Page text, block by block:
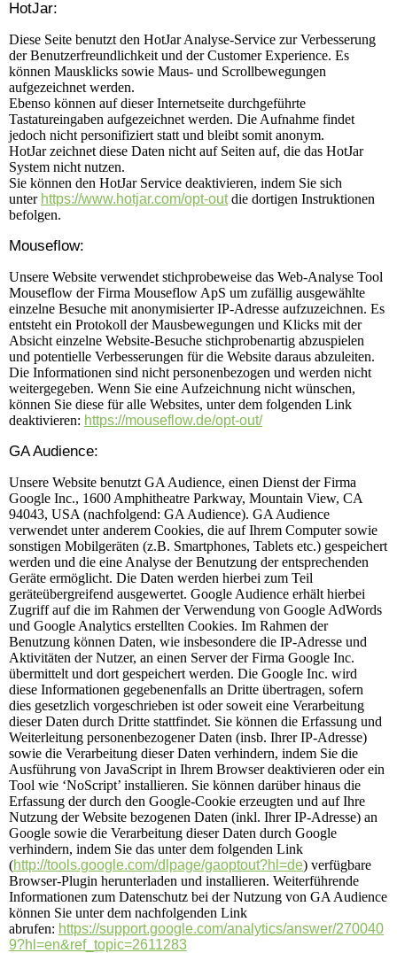
HotJar:
Diese Seite benutzt den HotJar Analyse-Service zur Verbesserung
der Benutzerfreundlichkeit und der Customer Experience. Es
können Mausklicks sowie Maus- und Scrollbewegungen
aufgezeichnet werden.
Ebenso können auf dieser Internetseite durchgeführte
Tastatureingaben aufgezeichnet werden. Die Aufnahme findet
jedoch nicht personifiziert statt und bleibt somit anonym.
HotJar zeichnet diese Daten nicht auf Seiten auf, die das HotJar
System nicht nutzen.
Sie können den HotJar Service deaktivieren, indem Sie sich
unter https://www.hotjar.com/opt-outdie dortigen Instruktionen
befolgen.
Mouseflow:
Unsere Website verwendet stichprobeweise das Web-Analyse Tool
Mouseflow der Firma Mouseflow ApS um zufällig ausgewählte
einzelne Besuche mit anonymisierter IP-Adresse aufzuzeichnen. Es
entsteht ein Protokoll der Mausbewegungen und Klicks mit der
Absicht einzelne Website-Besuche stichprobenartig abzuspielen
und potentielle Verbesserungen für die Website daraus abzuleiten.
Die Informationen sind nicht personenbezogen und werden nicht
weitergegeben. Wenn Sie eine Aufzeichnung nicht wünschen,
können Sie diese für alle Websites, unter dem folgenden Link
deaktivieren: https://mouseflow.de/opt-out/
GA Audience:
Unsere Website benutzt GA Audience, einen Dienst der Firma
Google Inc., 1600 Amphitheatre Parkway, Mountain View, CA
94043, USA (nachfolgend: GA Audience). GA Audience
verwendet unter anderem Cookies, die auf Ihrem Computer sowie
sonstigen Mobilgeräten (z.B. Smartphones, Tablets etc.) gespeichert
werden und die eine Analyse der Benutzung der entsprechenden
Geräte ermöglicht. Die Daten werden hierbei zum Teil
geräteübergreifend ausgewertet. Google Audience erhält hierbei
Zugriff auf die im Rahmen der Verwendung von Google AdWords
und Google Analytics erstellten Cookies. Im Rahmen der
Benutzung können Daten, wie insbesondere die IP-Adresse und
Aktivitäten der Nutzer, an einen Server der Firma Google Inc.
übermittelt und dort gespeichert werden. Die Google Inc. wird
diese Informationen gegebenenfalls an Dritte übertragen, sofern
dies gesetzlich vorgeschrieben ist oder soweit eine Verarbeitung
dieser Daten durch Dritte stattfindet. Sie können die Erfassung und
Weiterleitung personenbezogener Daten (insb. Ihrer IP-Adresse)
sowie die Verarbeitung dieser Daten verhindern, indem Sie die
Ausführung von JavaScript in Ihrem Browser deaktivieren oder ein
Tool wie ‘NoScript’ installieren. Sie können darüber hinaus die
Erfassung der durch den Google-Cookie erzeugten und auf Ihre
Nutzung der Website bezogenen Daten (inkl. Ihrer IP-Adresse) an
Google sowie die Verarbeitung dieser Daten durch Google
verhindern, indem Sie das unter dem folgenden Link
(http://tools.google.com/dlpage/gaoptout?hl=de) verfügbare
Browser-Plugin herunterladen und installieren. Weiterführende
Informationen zum Datenschutz bei der Nutzung von GA Audience
können Sie unter dem nachfolgenden Link
abrufen: https://support.google.com/analytics/answer/270040
9?hl=en&ref_topic=2611283